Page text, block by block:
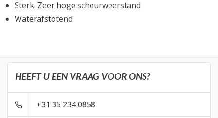
Sterk: Zeer hoge scheurweerstand
Waterafstotend
HEEFT U EEN VRAAG VOOR ONS?
+31 35 234 0858